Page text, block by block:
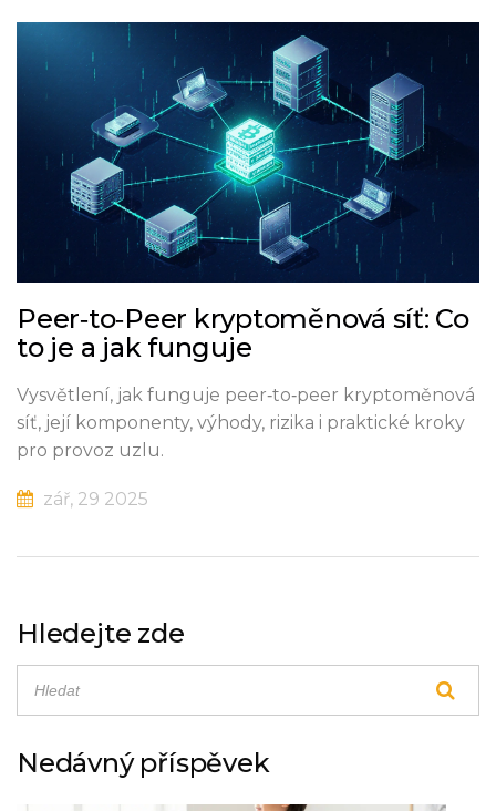
Peer‑to‑Peer kryptoměnová síť: Co
to je a jak funguje
Vysvětlení, jak funguje peer‑to‑peer kryptoměnová
síť, její komponenty, výhody, rizika i praktické kroky
pro provoz uzlu.
zář, 29 2025
Hledejte zde
Nedávný příspěvek